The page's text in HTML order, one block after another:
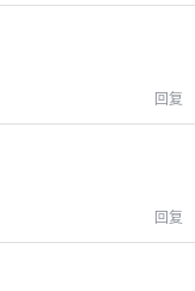
回复
回复